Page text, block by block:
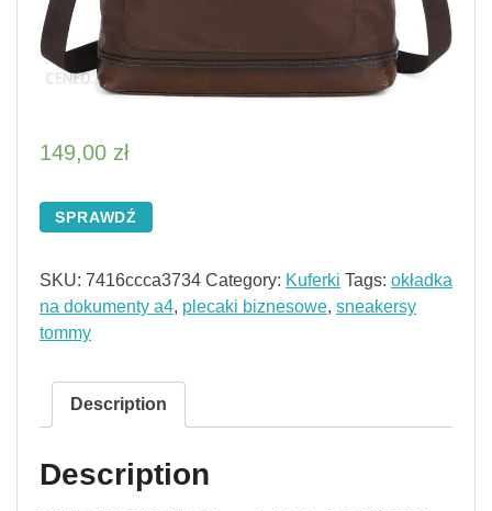
149,00 zł
SPRAWDŹ
SKU: 7416ccca3734 Category: Kuferki Tags: okładka
na dokumenty a4, plecaki biznesowe, sneakersy
tommy
Description
Description